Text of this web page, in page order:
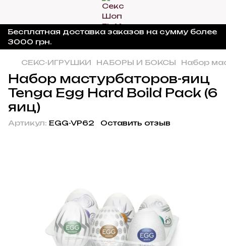
Бесплатная доставка заказов на сумму более
3000 грн.
СЕКС-ИГРУШКИ НАБОРЫ И БОКСЫ Набор
Набор мастурбаторов-яиц
Tenga Egg Hard Boild Pack (6
яиц)
Артикул: EGG-VP62 Оставить отзыв